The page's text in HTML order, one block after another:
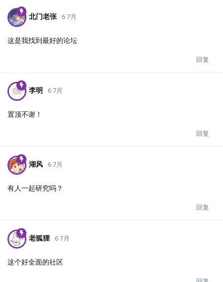
北门老张 6 7月
这是我找到最好的论坛
回复
李明 6 7月
置顶不谢！
回复
湖风 6 7月
有人一起研究吗？
回复
老狐狸 6 7月
这个好全面的社区